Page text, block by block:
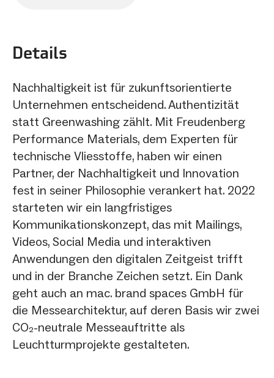
Details
Nachhaltigkeit ist für zukunftsorientierte
Unternehmen entscheidend. Authentizität
statt Greenwashing zählt. Mit Freudenberg
Performance Materials, dem Experten für
technische Vliesstoffe, haben wir einen
Partner, der Nachhaltigkeit und Innovation
fest in seiner Philosophie verankert hat. 2022
starteten wir ein langfristiges
Kommunikationskonzept, das mit Mailings,
Videos, Social Media und interaktiven
Anwendungen den digitalen Zeitgeist trifft
und in der Branche Zeichen setzt. Ein Dank
geht auch an mac. brand spaces GmbH für
die Messearchitektur, auf deren Basis wir zwei
CO₂-neutrale Messeauftritte als
Leuchtturmprojekte gestalteten.